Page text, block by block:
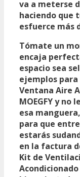
va a meterse
haciendo que
esfuerce más
Tómate un
encaja
espacio sea
ejemplos
Ventana Aire
MOEGFY y no
esa
para que
estarás
en la factura
Kit de
Acondicionado